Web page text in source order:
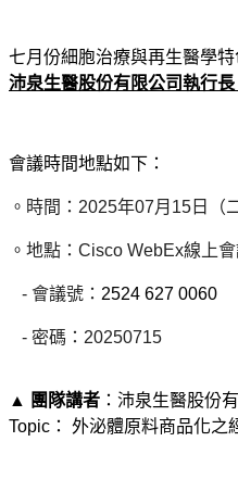
七月份細胞治療與再生醫學
沛泉生醫股份有限公司執行
會議時間地點如下：
。時間：2025年07月15日（
。地點：Cisco WebEx線上
- 會議號： 2524 627 0060
- 密碼：20250715
▲ 團隊講者 ：沛泉生醫股份
Topic： 外泌體原料商品化之